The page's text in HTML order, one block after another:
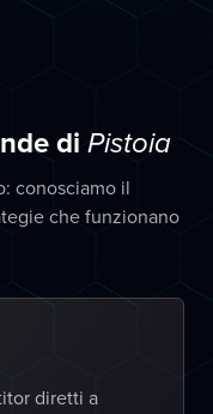
di Pistoia
conosciamo il
che funzionano
diretti a